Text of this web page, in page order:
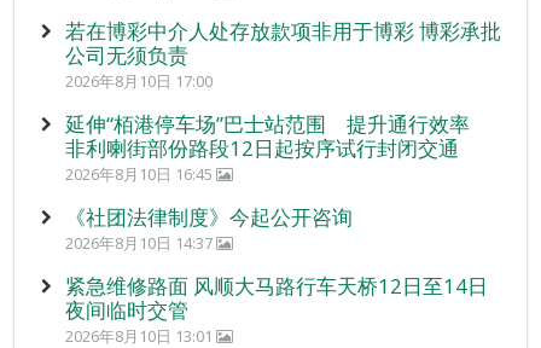
若在博彩中介人处存放款项非用于博彩 博彩承批
公司无须负责
2026年8月10日 17:00
延伸“栢港停车场”巴士站范围 提升通行效率
非利喇街部份路段12日起按序试行封闭交通
2026年8月10日 16:45
《社团法律制度》今起公开咨询
2026年8月10日 14:37
紧急维修路面 风顺大马路行车天桥12日至14日
夜间临时交管
2026年8月10日 13:01